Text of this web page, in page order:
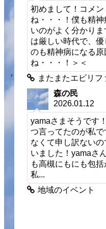
初めまして！コメ
ね・・・！僕も精
いのがよく分かり
は厳しい時代で、
のも精神病になる
ね・・・！＞＜
またまたエビリフ
森の民
2026.01.12
yamaさまそうです
つ言ってたのが私
なくて申し訳ない
いました！yamaさ
も高槻にもにも包括
私...
地域のイベント